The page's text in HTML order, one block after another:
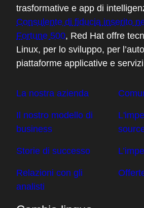
trasformative e app di
Consulente di fiducia inserito
Fortune 500, Red Hat offre
Linux, per lo sviluppo, per
piattaforme applicative e servizi
La nostra azienda
Il nostro modello di
business
Storie di successo
Relazioni con gli
analisti